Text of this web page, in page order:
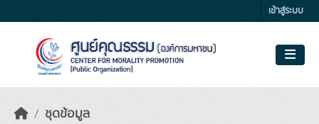
เข้าสู่ระบบ
ชุดข้อมูล